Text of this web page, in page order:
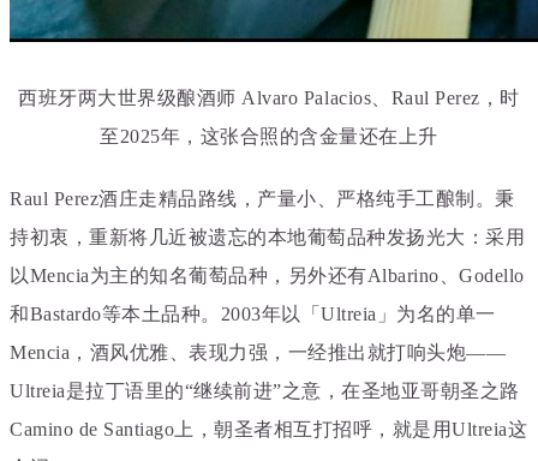
西班牙两大世界级酿酒师 Alvaro Palacios、Raul Perez，时
至2025年，这张合照的含金量还在上升
Raul Perez酒庄走精品路线，产量小、严格纯手工酿制。秉
持初衷，重新将几近被遗忘的本地葡萄品种发扬光大：采用
以Mencia为主的知名葡萄品种，另外还有Albarino、Godello
和Bastardo等本土品种。2003年以「Ultreia」为名的单一
Mencia，酒风优雅、表现力强，一经推出就打响头炮——
Ultreia是拉丁语里的“继续前进”之意，在圣地亚哥朝圣之路
Camino de Santiago上，朝圣者相互打招呼，就是用Ultreia这